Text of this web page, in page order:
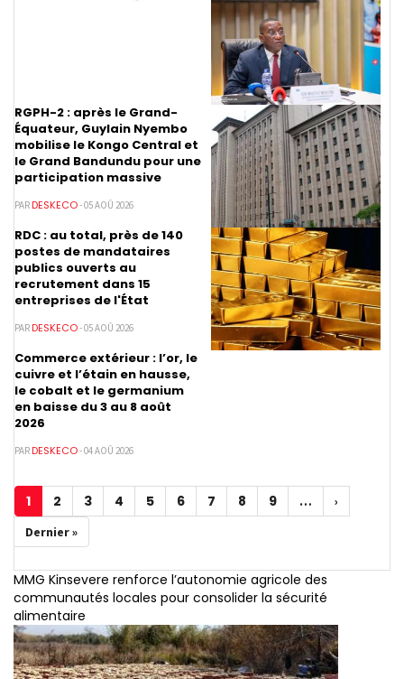
RGPH-2 : après le Grand-
Équateur, Guylain Nyembo
mobilise le Kongo Central et
le Grand Bandundu pour une
participation massive
PAR DESKECO- 05 AOÛ 2026
RDC : au total, près de 140
postes de mandataires
publics ouverts au
recrutement dans 15
entreprises de l'État
PAR DESKECO- 05 AOÛ 2026
Commerce extérieur : l’or, le
cuivre et l’étain en hausse,
le cobalt et le germanium
en baisse du 3 au 8 août
2026
PAR DESKECO- 04 AOÛ 2026
Pagination
Page
courante
1 Page
2 Page
3 Page
4 Page
5 Page
6 Page
7 Page
8 Page
9 …
Page
suivante
›
Dernière
page
Dernier »
MMG Kinsevere renforce l’autonomie agricole des
communautés locales pour consolider la sécurité
alimentaire